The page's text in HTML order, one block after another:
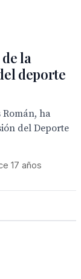
la
deporte
Román, ha
del Deporte
17 años